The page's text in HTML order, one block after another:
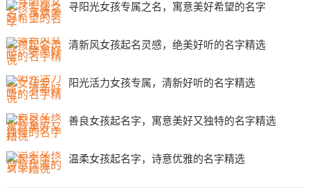
寻阳光女孩专属之名，寓意美好希望的名字
清新风女孩起名灵感，绝美好听的名字精选
阳光活力女孩专属，清新好听的名字精选
善良女孩起名字，寓意美好又独特的名字精选
温柔女孩起名字，诗意优雅的名字精选